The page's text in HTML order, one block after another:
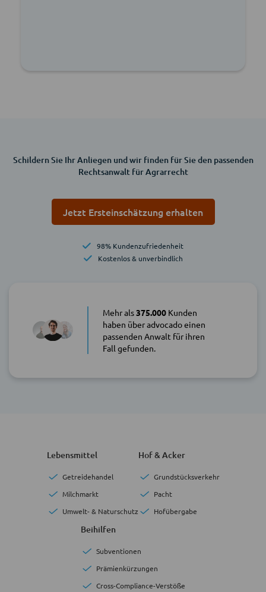
Schildern Sie Ihr Anliegen und wir finden für Sie den passenden
Rechtsanwalt für Agrarrecht
Jetzt Ersteinschätzung erhalten
98% Kundenzufriedenheit
Kostenlos & unverbindlich
Mehr als375.000Kunden
haben über advocado einen
passenden Anwalt für ihren
Fall gefunden.
Lebensmittel
Getreidehandel
Milchmarkt
Umwelt- & Naturschutz
Hof & Acker
Grundstücksverkehr
Pacht
Hofübergabe
Beihilfen
Subventionen
Prämienkürzungen
Cross-Compliance-Verstöße